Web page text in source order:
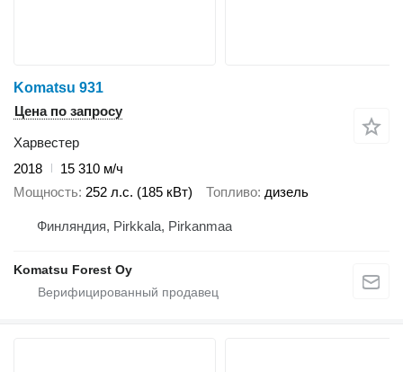
Komatsu 931
Цена по запросу
Харвестер
2018
15 310 м/ч
Мощность 252 л.с. (185 кВт) Топливо дизель
Финляндия, Pirkkala, Pirkanmaa
Komatsu Forest Oy